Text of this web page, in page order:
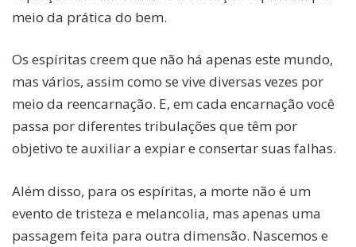
meio da prática do bem.
Os espíritas creem que não há apenas este mundo,
mas vários, assim como se vive diversas vezes por
meio da reencarnação. E, em cada encarnação você
passa por diferentes tribulações que têm por
objetivo te auxiliar a expiar e consertar suas falhas.
Além disso, para os espíritas, a morte não é um
evento de tristeza e melancolia, mas apenas uma
passagem feita para outra dimensão. Nascemos e